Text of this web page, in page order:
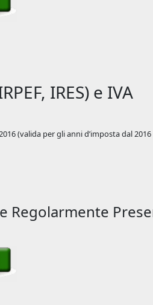
IRES) e IVA
(valida per gli anni d’imposta dal
Regolarmente